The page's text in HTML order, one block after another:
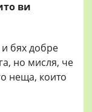
ви
бях добре
но мисля, че
неща, които